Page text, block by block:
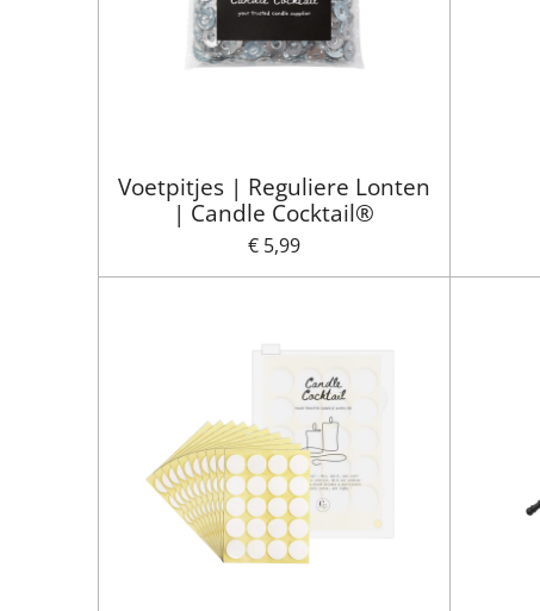
Voetpitjes | Reguliere Lonten
| Candle Cocktail®
€ 5,99